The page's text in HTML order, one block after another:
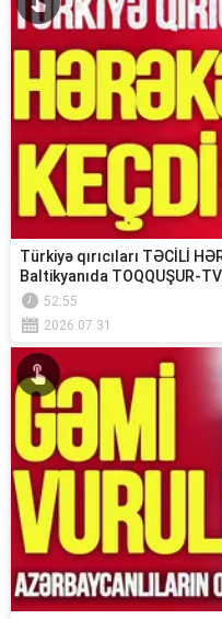
Türkiyə qırıcıları TƏCİLİ
Baltikyanıda TOQQUŞUR-
52:55
2026.07.31